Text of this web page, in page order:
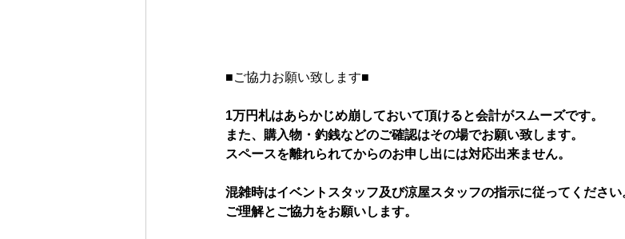
■ご協力お願い致します■
1万円札はあらかじめ崩しておいて頂けると会計がスムーズです。
また、購入物・釣銭などのご確認はその場でお願い致します。
スペースを離れられてからのお申し出には対応出来ません。
混雑時はイベントスタッフ及び涼屋スタッフの指示に従ってください
ご理解とご協力をお願いします。